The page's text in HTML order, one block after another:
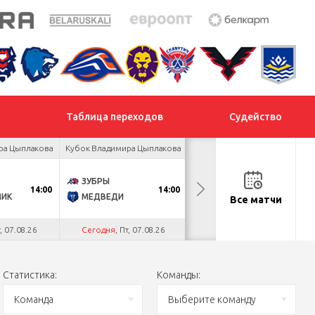
Таблица переходов Судейство
Цыплакова
14:00
07.08.26
Кубок Владимира Цыплакова
ЗУБРЫ
МЕДВЕДИ
14:00
Сегодня , Пт, 07.08.26
ДНМ-ШИННИК
ТАЙФУНВсе матчи
Статистика:
Команда
Команды:
Выберите команду